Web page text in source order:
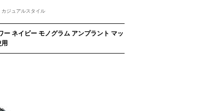
カジュアルスタイル
ネイビー モノグラム アンプラント マッ